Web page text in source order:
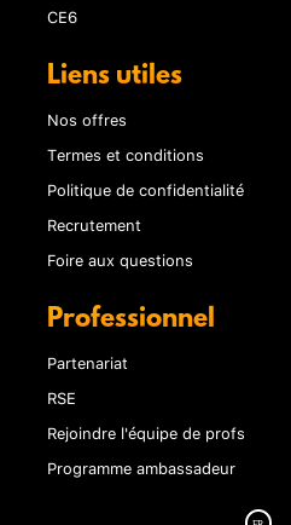
CE6
Liens utiles
Nos offres
Termes et conditions
Politique de confidentialité
Recrutement
Foire aux questions
Professionnel
Partenariat
RSE
Rejoindre l'équipe de profs
Programme ambassadeur